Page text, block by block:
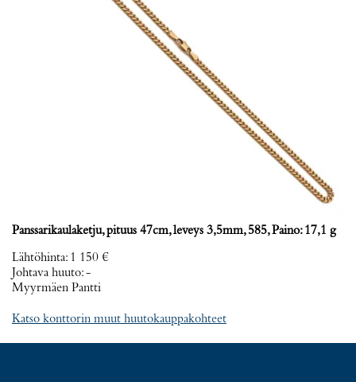
Panssarikaulaketju, pituus 47cm, leveys 3,5mm, 585, Paino: 17,1 g
Lähtöhinta: 1 150 €
Johtava huuto:-
Myyrmäen Pantti
Katso konttorin muut huutokauppakohteet